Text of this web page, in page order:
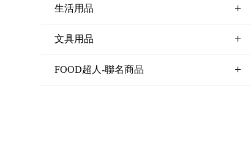
生活用品 +
文具用品 +
FOOD超人-聯名商品 +